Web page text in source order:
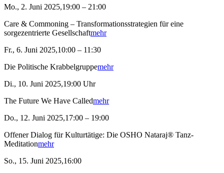
Mo., 2. Juni 2025,19:00 – 21:00
Care & Commoning – Transformationsstrategien für eine
sorgezentrierte Gesellschaftmehr
Fr., 6. Juni 2025,10:00 – 11:30
Die Politische Krabbelgruppemehr
Di., 10. Juni 2025,19:00 Uhr
The Future We Have Calledmehr
Do., 12. Juni 2025,17:00 – 19:00
Offener Dialog für Kulturtätige: Die OSHO Nataraj® Tanz-
Meditationmehr
So., 15. Juni 2025,16:00